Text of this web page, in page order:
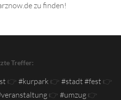
zu finden!
Treffer:
👉 #kurpark 👉 #stadt #fest 👉
👉 #umzug 👉